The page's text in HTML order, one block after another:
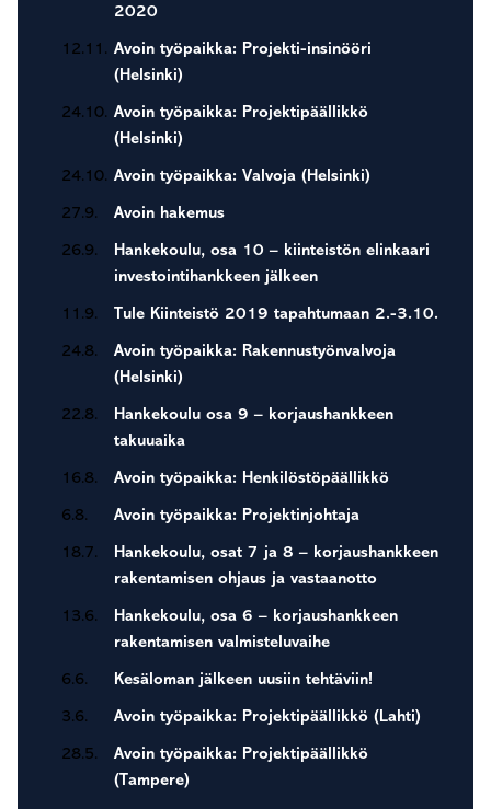
2020
12.11. Avoin työpaikka: Projekti-insinööri
(Helsinki)
24.10. Avoin työpaikka: Projektipäällikkö
(Helsinki)
24.10. Avoin työpaikka: Valvoja (Helsinki)
27.9. Avoin hakemus
26.9.
Hankekoulu, osa 10 – kiinteistön elinkaari
investointihankkeen jälkeen
11.9. Tule Kiinteistö 2019 tapahtumaan 2.-3.10.
24.8.
Avoin työpaikka: Rakennustyönvalvoja
(Helsinki)
22.8.
Hankekoulu osa 9 – korjaushankkeen
takuuaika
16.8. Avoin työpaikka: Henkilöstöpäällikkö
6.8. Avoin työpaikka: Projektinjohtaja
18.7.
Hankekoulu, osat 7 ja 8 – korjaushankkeen
rakentamisen ohjaus ja vastaanotto
13.6.
Hankekoulu, osa 6 – korjaushankkeen
rakentamisen valmisteluvaihe
6.6. Kesäloman jälkeen uusiin tehtäviin!
3.6. Avoin työpaikka: Projektipäällikkö (Lahti)
28.5.
Avoin työpaikka: Projektipäällikkö
(Tampere)